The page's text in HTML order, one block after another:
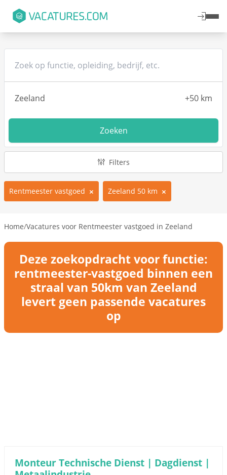
Zoeken
Filters
Rentmeester vastgoed Zeeland 50 km
Home/Vacatures voor Rentmeester vastgoed in Zeeland
Deze zoekopdracht voor functie:
rentmeester-vastgoed binnen een
straal van 50km van Zeeland
levert geen passende vacatures
op
Monteur Technische Dienst | Dagdienst |